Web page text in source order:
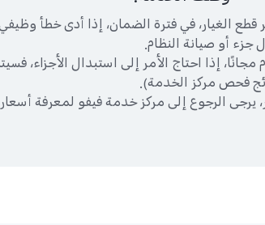
قطع الغيار، في فترة الضمان، إذا أدى خطأ
أو صيانة النظام.
إذا احتاج الأمر إلى استبدال الأجزاء،
فحص مركز الخدمة).